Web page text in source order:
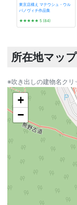
東京店構え マテウシュ・ウル
バノヴィチ作品集
★★★★★ 5 (84)
所在地マップ
※吹き出しの建物名ク
+
−